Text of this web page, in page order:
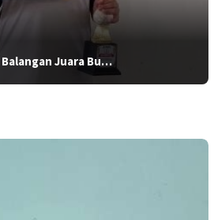
Juara Bu…